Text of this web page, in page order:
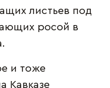
листьев под
росой в
и тоже
Кавказе